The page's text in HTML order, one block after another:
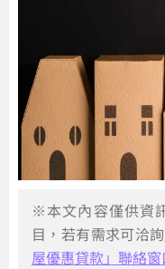
※本文內容僅供資
目，若有需求可洽詢
屋優惠貸款」聯絡